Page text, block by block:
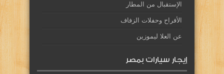
الإستقبال من المطار
الأفراح وحفلات الزفاف
عن العلا ليموزين
إيجار سيارات بمصر